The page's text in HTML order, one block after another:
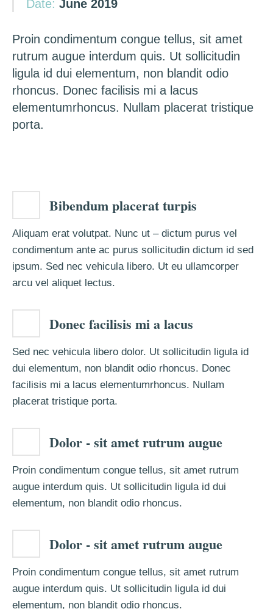
Date: June 2019
Proin condimentum congue tellus, sit amet
rutrum augue interdum quis. Ut sollicitudin
ligula id dui elementum, non blandit odio
rhoncus. Donec facilisis mi a lacus
elementumrhoncus. Nullam placerat tristique
porta.
Bibendum placerat turpis
Aliquam erat volutpat. Nunc ut – dictum purus vel
condimentum ante ac purus sollicitudin dictum id sed
ipsum. Sed nec vehicula libero. Ut eu ullamcorper
arcu vel aliquet lectus.
Donec facilisis mi a lacus
Sed nec vehicula libero dolor. Ut sollicitudin ligula id
dui elementum, non blandit odio rhoncus. Donec
facilisis mi a lacus elementumrhoncus. Nullam
placerat tristique porta.
Dolor - sit amet rutrum augue
Proin condimentum congue tellus, sit amet rutrum
augue interdum quis. Ut sollicitudin ligula id dui
elementum, non blandit odio rhoncus.
Dolor - sit amet rutrum augue
Proin condimentum congue tellus, sit amet rutrum
augue interdum quis. Ut sollicitudin ligula id dui
elementum, non blandit odio rhoncus.